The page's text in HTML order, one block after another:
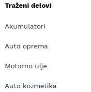
Traženi delovi
Akumulatori
Auto oprema
Motorno ulje
Auto kozmetika